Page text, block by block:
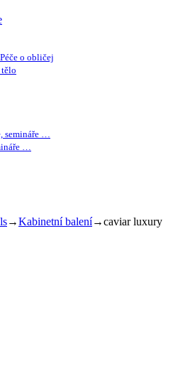
Péče o obličej
tělo
semináře …
…
→Kabinetní balení→caviar luxury